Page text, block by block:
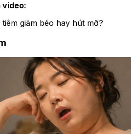
video:
giảm béo hay hút mỡ?